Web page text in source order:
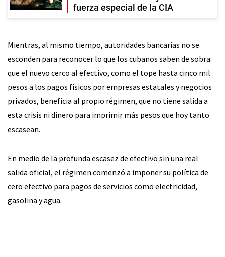
fuerza especial de la CIA
Mientras, al mismo tiempo, autoridades bancarias no se
esconden para reconocer lo que los cubanos saben de sobra:
que el nuevo cerco al efectivo, como el tope hasta cinco mil
pesos a los pagos físicos por empresas estatales y negocios
privados, beneficia al propio régimen, que no tiene salida a
esta crisis ni dinero para imprimir más pesos que hoy tanto
escasean.
En medio de la profunda escasez de efectivo sin una real
salida oficial, el régimen comenzó a imponer su política de
cero efectivo para pagos de servicios como electricidad,
gasolina y agua.